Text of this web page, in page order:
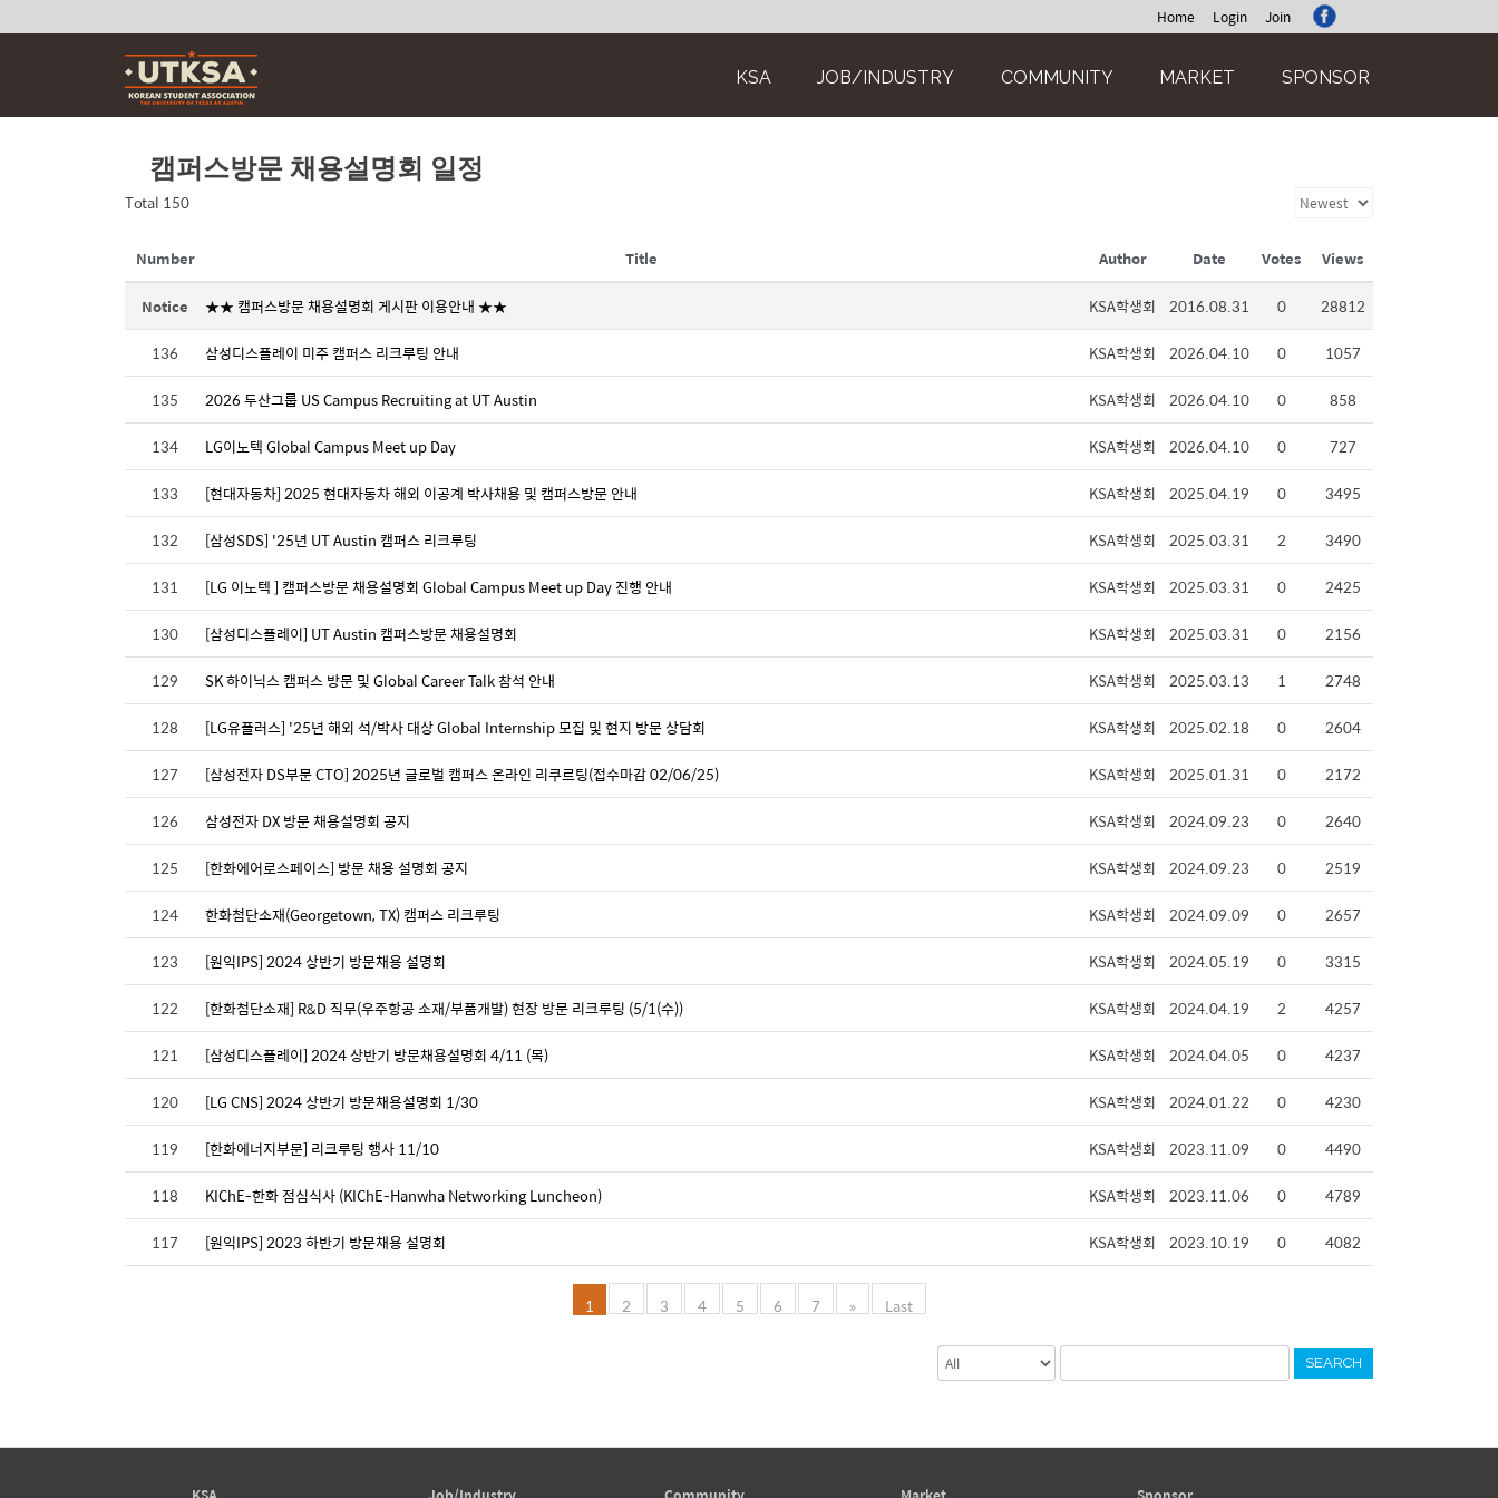
Home Login Join
KSA JOB/INDUSTRY COMMUNITY MARKET SPONSOR
캠퍼스방문 채용설명회 일정
Total 150
Number Title Author Date Votes Views
Notice ★★ 캠퍼스방문 채용설명회 게시판 이용안내 ★★ KSA학생회 2016.08.31 0
28812
136
삼성디스플레이 미주 캠퍼스 리크루팅 안내 KSA학생회 2026.04.10 0
1057
135
2026 두산그룹 US Campus Recruiting at UT Austin KSA학생회 2026.04.10 0
858
134
LG이노텍 Global Campus Meet up Day KSA학생회 2026.04.10 0
727
133
[현대자동차] 2025 현대자동차 해외 이공계 박사채용 및 캠퍼스방문 안내 KSA학생회 2025.04.19 0
3495
132
[삼성SDS] '25년 UT Austin 캠퍼스 리크루팅 KSA학생회 2025.03.31 2
3490
131
[LG 이노텍 ] 캠퍼스방문 채용설명회 Global Campus Meet up Day 진행 안내 KSA학생회 2025.03.31 0
2425
130
[삼성디스플레이] UT Austin 캠퍼스방문 채용설명회 KSA학생회 2025.03.31 0
2156
129
SK 하이닉스 캠퍼스 방문 및 Global Career Talk 참석 안내 KSA학생회 2025.03.13 1
2748
128
[LG유플러스] '25년 해외 석/박사 대상 Global Internship 모집 및 현지 방문 상담회 KSA학생회 2025.02.18 0
2604
127
[삼성전자 DS부문 CTO] 2025년 글로벌 캠퍼스 온라인 리쿠르팅(접수마감 02/06/25) KSA학생회 2025.01.31 0
2172
126
삼성전자 DX 방문 채용설명회 공지 KSA학생회 2024.09.23 0
2640
125
[한화에어로스페이스] 방문 채용 설명회 공지 KSA학생회 2024.09.23 0
2519
124
한화첨단소재(Georgetown, TX) 캠퍼스 리크루팅 KSA학생회 2024.09.09 0
2657
123
[원익IPS] 2024 상반기 방문채용 설명회 KSA학생회 2024.05.19 0
3315
122
[한화첨단소재] R&D 직무(우주항공 소재/부품개발) 현장 방문 리크루팅 (5/1(수)) KSA학생회 2024.04.19 2
4257
121
[삼성디스플레이] 2024 상반기 방문채용설명회 4/11 (목) KSA학생회 2024.04.05 0
4237
120
[LG CNS] 2024 상반기 방문채용설명회 1/30 KSA학생회 2024.01.22 0
4230
119
[한화에너지부문] 리크루팅 행사 11/10 KSA학생회 2023.11.09 0
4490
118
KIChE-한화 점심식사 (KIChE-Hanwha Networking Luncheon) KSA학생회 2023.11.06 0
4789
117
[원익IPS] 2023 하반기 방문채용 설명회 KSA학생회 2023.10.19 0 4082
1 2 3 4 5 6 7 » Last
SEARCH